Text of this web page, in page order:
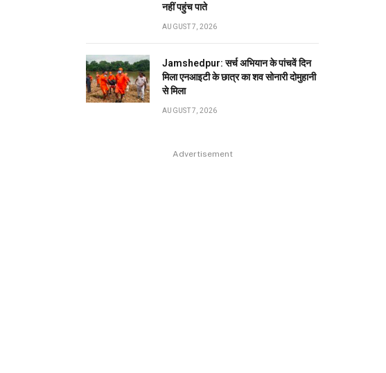
नहीं पहुंच पाते
AUGUST 7, 2026
Jamshedpur: सर्च अभियान के पांचवें दिन
मिला एनआइटी के छात्र का शव सोनारी दोमुहानी
से मिला
AUGUST 7, 2026
Advertisement